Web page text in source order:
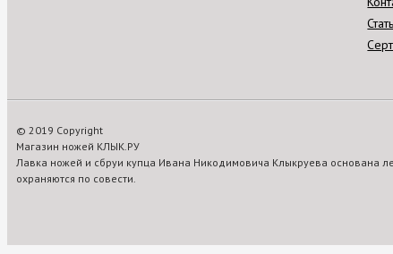
© 2019 Copyright
Магазин ножей КЛЫК.РУ
Лавка ножей и сбруи купца Ивана Никодимовича Клыкруева основана
охраняются по совести.